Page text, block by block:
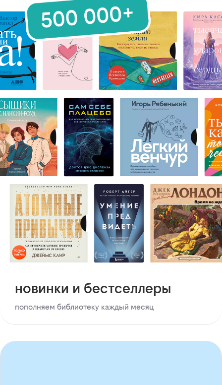
новинки и бестселлеры
пополняем библиотеку каждый месяц